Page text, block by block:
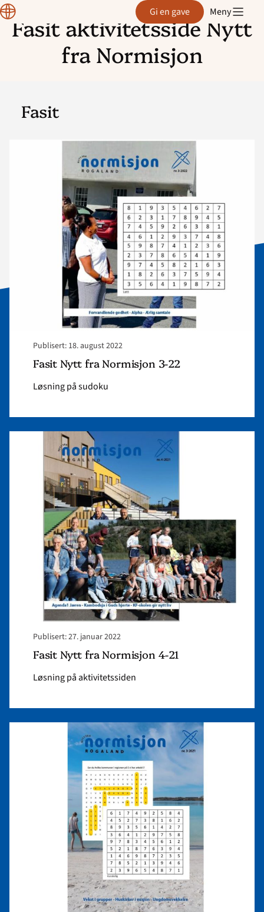
Hopp
Region
Rogaland Gi en gave Meny
Fasit aktivitetsside Nytt
fra Normisjon
Fasit
Publisert: 18. august 2022
Fasit Nytt fra Normisjon 3-22
Løsning på sudoku
article
"Fasit
Nytt
fra
Normisjon
3-
22"
Publisert: 27. januar 2022
Fasit Nytt fra Normisjon 4-21
Løsning på aktivitetssiden
article
fra
Normisjon
4-
21"
Read
article
"Fasit
Nytt
fra
Normisjon
3/21"